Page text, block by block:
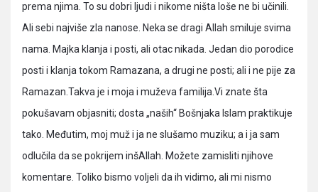
prema njima. To su dobri ljudi i nikome ništa loše ne bi učinili.
Ali sebi najviše zla nanose. Neka se dragi Allah smiluje svima
nama. Majka klanja i posti, ali otac nikada. Jedan dio porodice
posti i klanja tokom Ramazana, a drugi ne posti; ali i ne pije za
Ramazan.Takva je i moja i muževa familija.Vi znate šta
pokušavam objasniti; dosta „naših“ Bošnjaka Islam praktikuje
tako. Međutim, moj muž i ja ne slušamo muziku; a i ja sam
odlučila da se pokrijem inšAllah. Možete zamisliti njihove
komentare. Toliko bismo voljeli da ih vidimo, ali mi nismo